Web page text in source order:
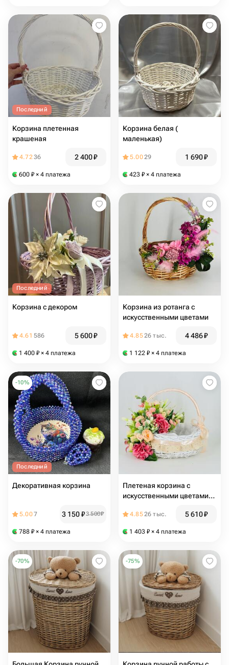
Последний
Корзина плетенная
крашеная
4.7236 2 400₽
600 ₽ × 4 платежа
Корзина белая (
маленькая)
5.0029 1 690₽
423 ₽ × 4 платежа
Последний
Корзина с декором
4.61 586 5 600₽
1 400 ₽ × 4 платежа
Корзина из ротанга с
искусственными цветами
4.8526 тыс. 4 486₽
1 122 ₽ × 4 платежа
-10%
Последний
Декоративная корзина
5.007 3 150₽3 500₽
788 ₽ × 4 платежа
Плетеная корзина с
искусственными цветами
4.8526 тыс. 5 610₽
1 403 ₽ × 4 платежа
-70% -75%